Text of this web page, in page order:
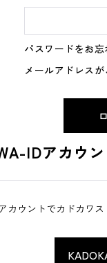
パスワードをお
メールアドレス
IDアカウ
カウントでカドカワ